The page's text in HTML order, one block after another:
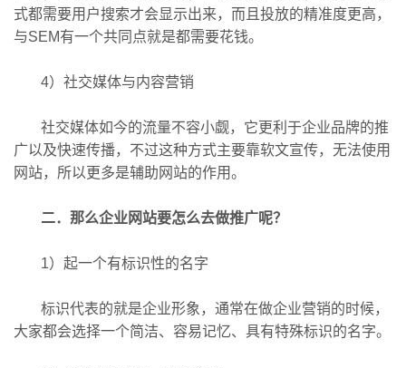
式都需要用户搜索才会显示出来，而且投放的精准度更高，
与SEM有一个共同点就是都需要花钱。
4）社交媒体与内容营销
社交媒体如今的流量不容小觑，它更利于企业品牌的推
广以及快速传播，不过这种方式主要靠软文宣传，无法使用
网站，所以更多是辅助网站的作用。
二．那么企业网站要怎么去做推广呢？
1）起一个有标识性的名字
标识代表的就是企业形象，通常在做企业营销的时候，
大家都会选择一个简洁、容易记忆、具有特殊标识的名字。